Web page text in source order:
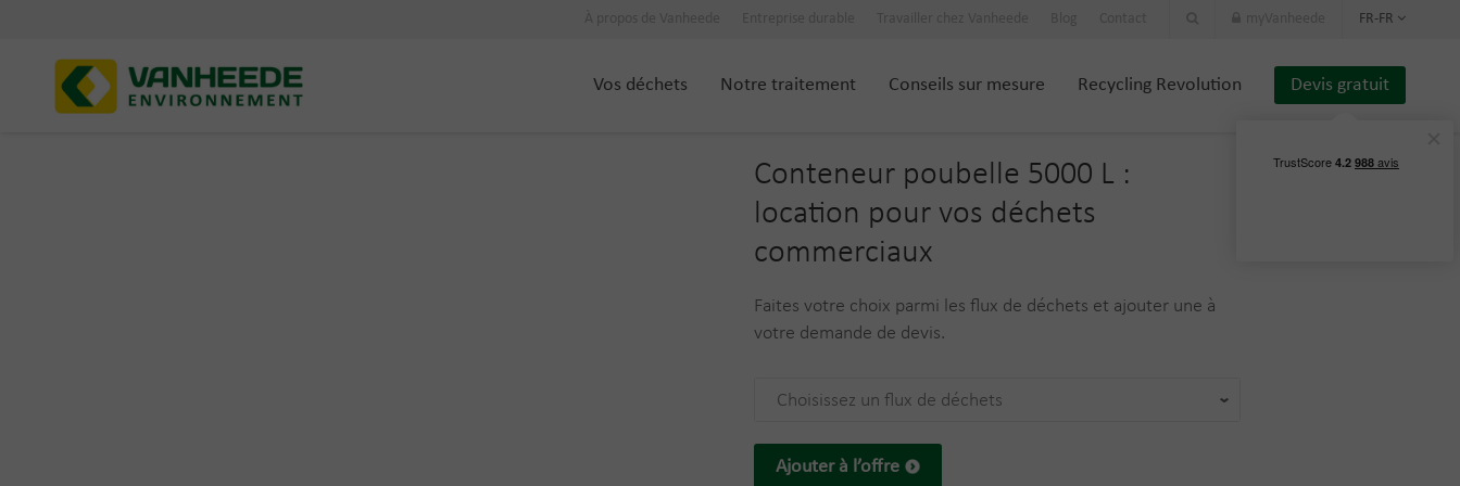
FR-FR
Vos déchets Notre traitement Conseils sur mesure Recycling Revolution Devis gratuit
Conteneur poubelle 5000 L :
location pour vos déchets
commerciaux
Faites votre choix parmi les flux de déchets et ajouter une à
votre demande de devis.
Choisissez un flux de déchets
Ajouter à l’offre